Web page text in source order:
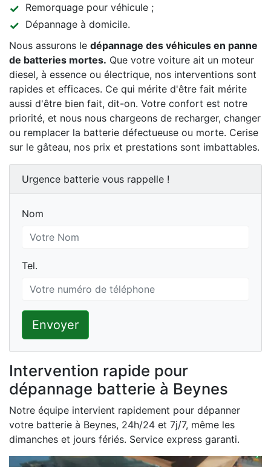
Remorquage pour véhicule ;
Dépannage à domicile.
Nous assurons le dépannage des véhicules en panne
de batteries mortes. Que votre voiture ait un moteur
diesel, à essence ou électrique, nos interventions sont
rapides et efficaces. Ce qui mérite d'être fait mérite
aussi d'être bien fait, dit-on. Votre confort est notre
priorité, et nous nous chargeons de recharger, changer
ou remplacer la batterie défectueuse ou morte. Cerise
sur le gâteau, nos prix et prestations sont imbattables.
Urgence batterie vous rappelle !
Nom
Nom
Tel.
Tel.
Envoyer
Intervention rapide pour
dépannage batterie à Beynes
Notre équipe intervient rapidement pour dépanner
votre batterie à Beynes, 24h/24 et 7j/7, même les
dimanches et jours fériés. Service express garanti.